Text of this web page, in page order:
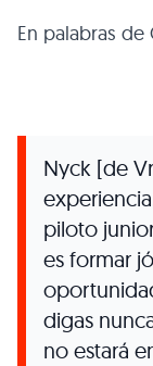
En palabras de
Nyck [de
piloto
es formar
digas
no estará